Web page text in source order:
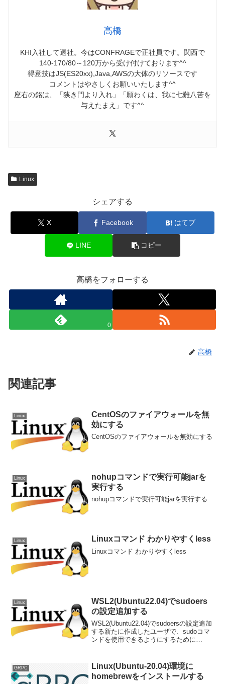
高橋
KHI入社して退社。今はCONFRAGEで正社員です。関西で
140-170/80～120万から受け付けております^^
得意技はJS(ES20xx),Java,AWSの大体のリソースです
コメントはやさしくお願いいたします^^
座右の銘は、「狭き門より入れ」「願わくは、我に七難八苦を
与えたまえ」です^^
Linux
シェアする
X Facebook はてブ
LINE コピー
高橋をフォローする
0
高橋
関連記事
Linux
CentOSのファイアウォールを無
効にする
CentOSのファイアウォールを無効にする
Linux
nohupコマンドで実行可能jarを
実行する
nohupコマンドで実行可能jarを実行する
Linux Linuxコマンド わかりやすくless
Linuxコマンド わかりやすくless
Linux
WSL2(Ubuntu22.04)でsudoers
の設定追加する
WSL2(Ubuntu22.04)でsudoersの設定追加
する新たに作成したユーザで、sudoコマ
ンドを使用できるようにするために
GRPC
Linux(Ubuntu-20.04)環境に
homebrewをインストールする